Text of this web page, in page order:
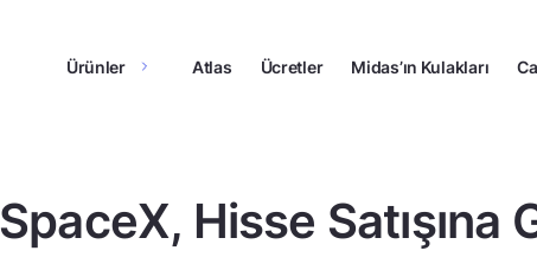
Ürünler Atlas Ücretler Midas’ın Kulakları
SpaceX, Hisse Satışına